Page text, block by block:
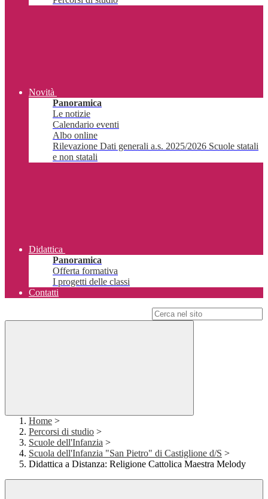
Novità
Panoramica
Le notizie
Calendario eventi
Albo online
Rilevazione Dati generali a.s. 2025/2026 Scuole statali
e non statali
Didattica
Panoramica
Offerta formativa
I progetti delle classi
Contatti
Home >
Percorsi di studio >
Scuole dell'Infanzia >
Scuola dell'Infanzia "San Pietro" di Castiglione d/S >
Didattica a Distanza: Religione Cattolica Maestra Melody